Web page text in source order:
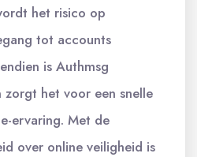
het risico op
tot accounts
is Authmsg
zorgt het voor een snelle
ervaring. Met de
over online veiligheid is